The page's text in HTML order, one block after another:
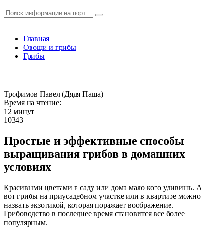
Главная
Овощи и грибы
Грибы
Трофимов Павел (Дядя Паша)
Время на чтение:
12 минут
10343
Простые и эффективные способы
выращивания грибов в домашних
условиях
Красивыми цветами в саду или дома мало кого удивишь. А
вот грибы на приусадебном участке или в квартире можно
назвать экзотикой, которая поражает воображение.
Грибоводство в последнее время становится все более
популярным.